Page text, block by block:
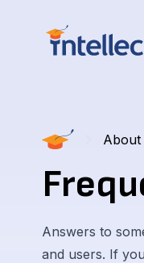
About
Answers to
and users. If